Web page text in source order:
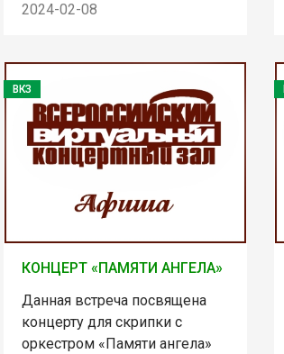
2024-02-08
ВКЗ
КОНЦЕРТ «ПАМЯТИ АНГЕЛА»
Данная встреча посвящена
концерту для скрипки с
оркестром «Памяти ангела»